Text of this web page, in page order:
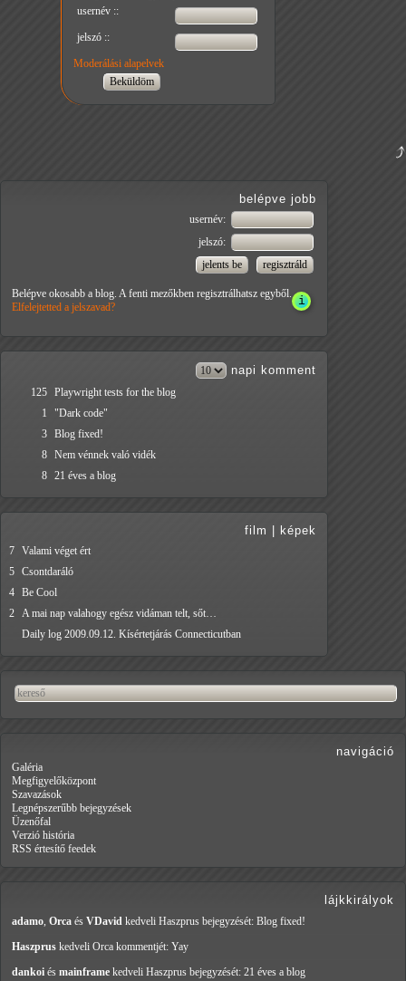
usernév ::
jelszó ::
Moderálási alapelvek
belépve jobb
usernév:
jelszó:
Belépve okosabb a blog. A fenti mezőkben regisztrálhatsz egyből.
Elfelejtetted a jelszavad?
napi komment
125 Playwright tests for the blog
1
"Dark code"
3 Blog fixed!
8 Nem vénnek való vidék
8 21 éves a blog
film képek
7 Valami véget ért
5 Csontdaráló
4 Be Cool
2 A mai nap valahogy egész vidáman telt, sőt…
Daily log 2009.09.12. Kísértetjárás Connecticutban
navigáció
Galéria
Megfigyelőközpont
Szavazások
Legnépszerűbb bejegyzések
Üzenőfal
Verzió história
RSS értesítő feedek
lájkkirályok
adamo, Orca és VDavid kedveli Haszprus bejegyzését: Blog fixed!
Haszprus kedveli Orca kommentjét: Yay
dankoi és mainframe kedveli Haszprus bejegyzését: 21 éves a blog